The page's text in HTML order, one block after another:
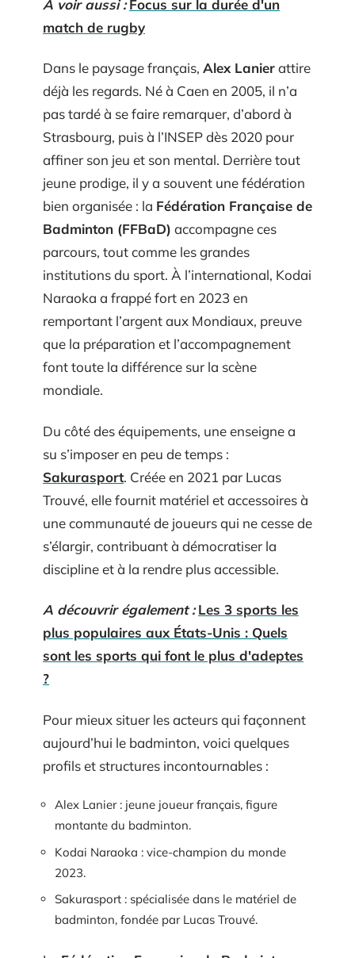
A voir aussi : Focus sur la durée d'un
match de rugby
Dans le paysage français, Alex Lanierattire
déjà les regards. Né à Caen en 2005, il n’a
pas tardé à se faire remarquer, d’abord à
Strasbourg, puis à l’INSEP dès 2020 pour
affiner son jeu et son mental. Derrière tout
jeune prodige, il y a souvent une fédération
bien organisée : la Fédération Française de
Badminton (FFBaD) accompagne ces
parcours, tout comme les grandes
institutions du sport. À l’international, Kodai
Naraoka a frappé fort en 2023 en
remportant l’argent aux Mondiaux, preuve
que la préparation et l’accompagnement
font toute la différence sur la scène
mondiale.
Du côté des équipements, une enseigne a
su s’imposer en peu de temps :
Sakurasport. Créée en 2021 par Lucas
Trouvé, elle fournit matériel et accessoires à
une communauté de joueurs qui ne cesse de
s’élargir, contribuant à démocratiser la
discipline et à la rendre plus accessible.
A découvrir également : Les 3 sports les
plus populaires aux États-Unis : Quels
sont les sports qui font le plus d'adeptes
?
Pour mieux situer les acteurs qui façonnent
aujourd’hui le badminton, voici quelques
profils et structures incontournables :
Alex Lanier : jeune joueur français, figure
montante du badminton.
Kodai Naraoka : vice-champion du monde
2023.
Sakurasport : spécialisée dans le matériel de
badminton, fondée par Lucas Trouvé.